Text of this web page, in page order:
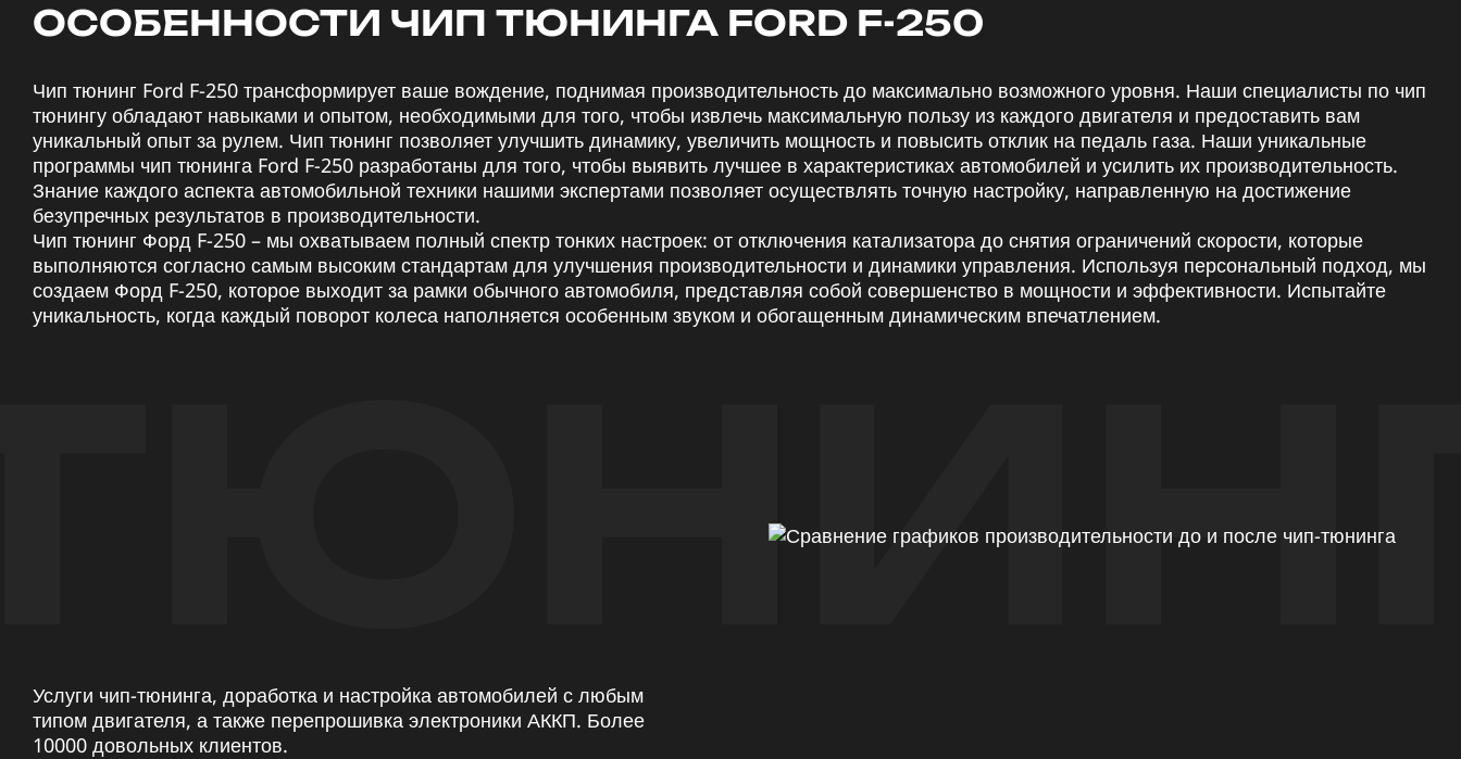
ОСОБЕННОСТИ ЧИП ТЮНИНГА FORD F-250
Чип тюнинг Ford F-250 трансформирует ваше вождение, поднимая производительность до максимально возможного уровня. Наши специалисты по чип
тюнингу обладают навыками и опытом, необходимыми для того, чтобы извлечь максимальную пользу из каждого двигателя и предоставить вам
уникальный опыт за рулем. Чип тюнинг позволяет улучшить динамику, увеличить мощность и повысить отклик на педаль газа. Наши уникальные
программы чип тюнинга Ford F-250 разработаны для того, чтобы выявить лучшее в характеристиках автомобилей и усилить их производительность.
Знание каждого аспекта автомобильной техники нашими экспертами позволяет осуществлять точную настройку, направленную на достижение
безупречных результатов в производительности.
Чип тюнинг Форд F-250 – мы охватываем полный спектр тонких настроек: от отключения катализатора до снятия ограничений скорости, которые
выполняются согласно самым высоким стандартам для улучшения производительности и динамики управления. Используя персональный подход, мы
создаем Форд F-250, которое выходит за рамки обычного автомобиля, представляя собой совершенство в мощности и эффективности. Испытайте
уникальность, когда каждый поворот колеса наполняется особенным звуком и обогащенным динамическим впечатлением.
Услуги чип-тюнинга, доработка и настройка автомобилей с любым
типом двигателя, а также перепрошивка электроники АККП. Более
10000 довольных клиентов.